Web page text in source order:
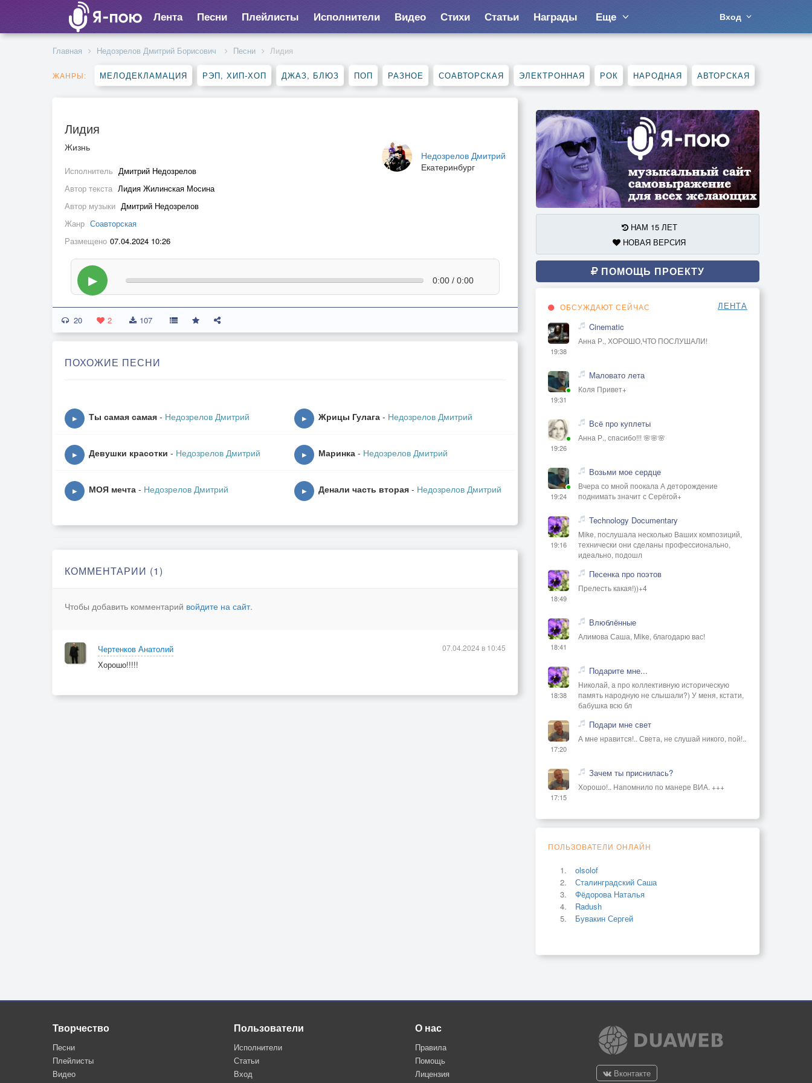
Лента Песни Плейлисты Исполнители Видео Стихи Статьи Награды Еще Вход
Главная Недозрелов Дмитрий Борисович Песни Лидия
ЖАНРЫ: МЕЛОДЕКЛАМАЦИЯ РЭП, ХИП-ХОП ДЖАЗ, БЛЮЗ ПОП РАЗНОЕ СОАВТОРСКАЯ ЭЛЕКТРОННАЯ РОК НАРОДНАЯ АВТОРСКАЯ
Лидия
Недозрелов Дмитрий
Екатеринбург
Жизнь
Исполнитель Дмитрий Недозрелов
Автор текста Лидия Жилинская Мосина
Автор музыки Дмитрий Недозрелов
Жанр Соавторская
Размещено 07.04.2024 10:26
▶ 0:00 / 0:00
20 2 107
ПОХОЖИЕ ПЕСНИ
▶ Ты самая самая - Недозрелов Дмитрий ▶ Жрицы Гулага - Недозрелов Дмитрий
▶ Девушки красотки - Недозрелов Дмитрий ▶ Маринка - Недозрелов Дмитрий
▶ МОЯ мечта - Недозрелов Дмитрий ▶ Денали часть вторая - Недозрелов Дмитрий
КОММЕНТАРИИ (1)
Чтобы добавить комментарий войдите на сайт.
Чертенков Анатолий
Хорошо!!!!!
07.04.2024 в 10:45
НАМ 15 ЛЕТ
НОВАЯ ВЕРСИЯ
ПОМОЩЬ ПРОЕКТУ
ОБСУЖДАЮТ СЕЙЧАС ЛЕНТА
19:38
Cinematic
Анна Р., ХОРОШО,ЧТО ПОСЛУШАЛИ!
19:31
Маловато лета
Коля Привет+
19:26
Всё про куплеты
Анна Р., спасибо!!! 🌸🌸🌸
19:24
Возьми мое сердце
Вчера со мной поокала А деторождение
поднимать значит с Серёгой+
19:16
Technology Documentary
Mike, послушала несколько Ваших композиций,
технически они сделаны профессионально,
идеально, подошл
18:49
Песенка про поэтов
Прелесть какая!))+4
18:41
Влюблённые
Алимова Саша, Mike, благодарю вас!
18:38
Подарите мне...
Николай, а про коллективную историческую
память народную не слышали?) У меня, кстати,
бабушка всю бл
17:20
Подари мне свет
А мне нравится!.. Света, не слушай никого, пой!..
17:15
Зачем ты приснилась?
Хорошо!.. Напомнило по манере ВИА. +++
ПОЛЬЗОВАТЕЛИ ОНЛАЙН
olsolof
Сталинградский Саша
Фёдорова Наталья
Radush
Бувакин Сергей
Творчество
Песни
Плейлисты
Видео
Пользователи
Исполнители
Статьи
Вход
О нас
Правила
Помощь
Лицензия
Вконтакте